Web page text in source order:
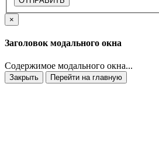
×
Заголовок модального окна
Содержимое модального окна...
Закрыть Перейти на главную